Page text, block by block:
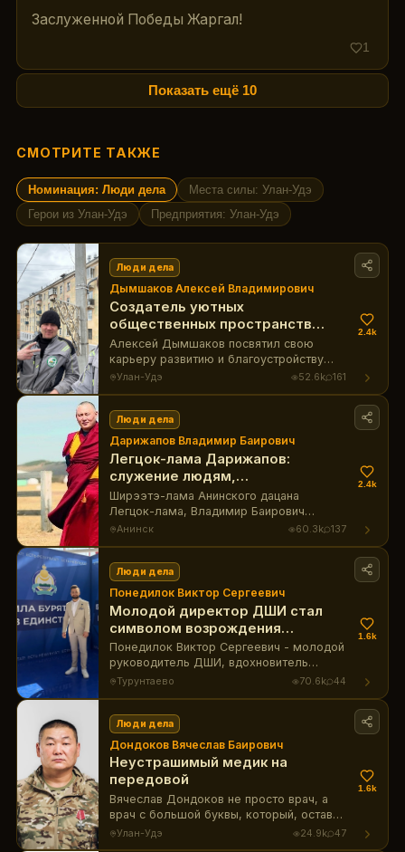
Заслуженной Победы Жаргал!
1
Показать ещё 10
СМОТРИТЕ ТАКЖЕ
Номинация: Люди дела
Места силы: Улан-Удэ
Герои из Улан-Удэ
Предприятия: Улан-Удэ
Люди дела
Дымшаков Алексей Владимирович
Создатель уютных
общественных пространств
Улан-Удэ
Алексей Дымшаков посвятил свою
карьеру развитию и благоустройству
парков города, привнеся в жизнь Улан-
грамотой Улан-Удэнского городского
Совета депутатов.
Улан-Удэ 52.6k 161
2.4k
Люди дела
Дарижапов Владимир Баирович
Легцок-лама Дарижапов:
служение людям,
объединяющее Бурятию
Ширээтэ-лама Анинского дацана
Легцок-лама, Владимир Баирович
Дарижапов — это религиозный и
доказывает, что его служение
ближнему не ограничивается только
обрядами, а наполнено активной
гражданской и социальной работой.
Анинск 60.3k 137
2.4k
Люди дела
Понедилок Виктор Сергеевич
Молодой директор ДШИ стал
символом возрождения
сельской культуры
Понедилок Виктор Сергеевич - молодой
руководитель ДШИ, вдохновитель
возрождения культуры и
Бурятии.
Турунтаево 70.6k 44
1.6k
Люди дела
Дондоков Вячеслав Баирович
Неустрашимый медик на
передовой
Вячеслав Дондоков не просто врач, а
врач с большой буквы, который, оставив
стабильную карьеру, вернулся
Улан-Удэ 24.9k 47
1.6k